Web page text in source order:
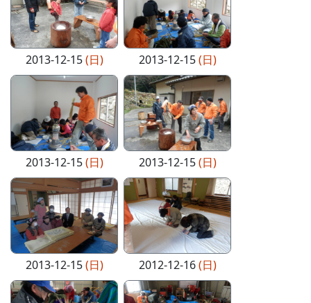
2013-12-15(日) 2013-12-15(日)
2013-12-15(日) 2013-12-15(日)
2013-12-15(日) 2012-12-16(日)